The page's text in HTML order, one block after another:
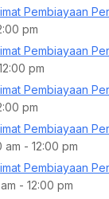
Pembiayaan
pm
Pembiayaan
pm
Pembiayaan
pm
Pembiayaan
am - 12:00 pm
Pembiayaan
- 12:00 pm